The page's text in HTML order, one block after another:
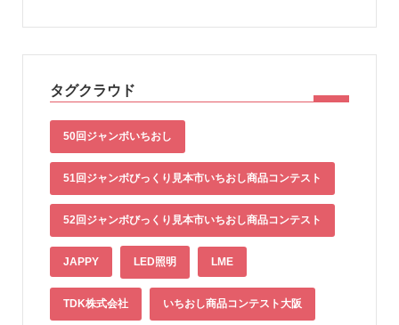
タグクラウド
50回ジャンボいちおし
51回ジャンボびっくり見本市いちおし商品コンテスト
52回ジャンボびっくり見本市いちおし商品コンテスト
JAPPY LED照明 LME
TDK株式会社 いちおし商品コンテスト大阪